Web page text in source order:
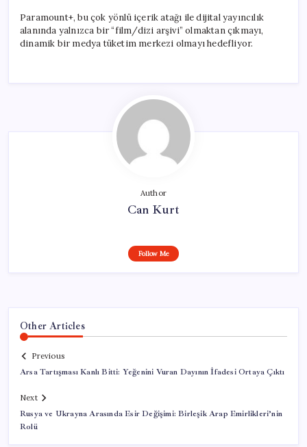
Paramount+, bu çok yönlü içerik atağı ile dijital yayıncılık
alanında yalnızca bir “film/dizi arşivi” olmaktan çıkmayı,
dinamik bir medya tüketim merkezi olmayı hedefliyor.
Author
Can Kurt
Follow Me
Other Articles
Previous
Arsa Tartışması Kanlı Bitti: Yeğenini Vuran Dayının İfadesi Ortaya Çıktı
Next
Rusya ve Ukrayna Arasında Esir Değişimi: Birleşik Arap Emirlikleri’nin
Rolü